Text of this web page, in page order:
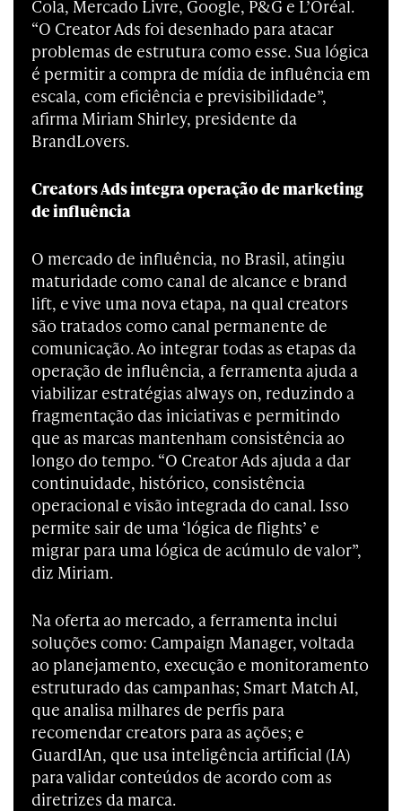
Cola, Mercado Livre, Google, P&G e L’Oréal.
“O Creator Ads foi desenhado para atacar
problemas de estrutura como esse. Sua lógica
é permitir a compra de mídia de influência em
escala, com eficiência e previsibilidade”,
afirma Miriam Shirley, presidente da
BrandLovers.
Creators Ads integra operação de marketing
de influência
O mercado de influência, no Brasil, atingiu
maturidade como canal de alcance e brand
lift, e vive uma nova etapa, na qual creators
são tratados como canal permanente de
comunicação. Ao integrar todas as etapas da
operação de influência, a ferramenta ajuda a
viabilizar estratégias always on, reduzindo a
fragmentação das iniciativas e permitindo
que as marcas mantenham consistência ao
longo do tempo. “O Creator Ads ajuda a dar
continuidade, histórico, consistência
operacional e visão integrada do canal. Isso
permite sair de uma ‘lógica de flights’ e
migrar para uma lógica de acúmulo de valor”,
diz Miriam.
Na oferta ao mercado, a ferramenta inclui
soluções como: Campaign Manager, voltada
ao planejamento, execução e monitoramento
estruturado das campanhas; Smart Match AI,
que analisa milhares de perfis para
recomendar creators para as ações; e
GuardIAn, que usa inteligência artificial (IA)
para validar conteúdos de acordo com as
diretrizes da marca.